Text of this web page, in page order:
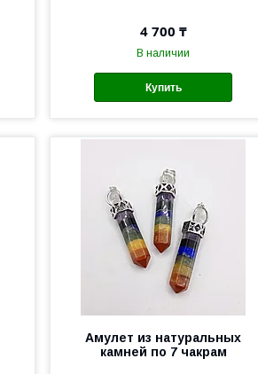
4 700 ₸
В наличии
Купить
Амулет из натуральных
камней по 7 чакрам